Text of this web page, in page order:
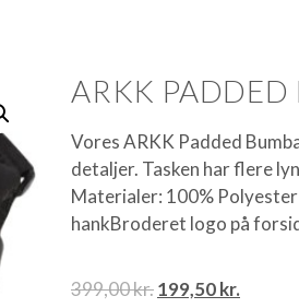
ARKK
Vores ARKK Padded
detaljer. Tasken har flere
Materialer: 100%
hankBroderet logo på
399,00kr.199,50kr.